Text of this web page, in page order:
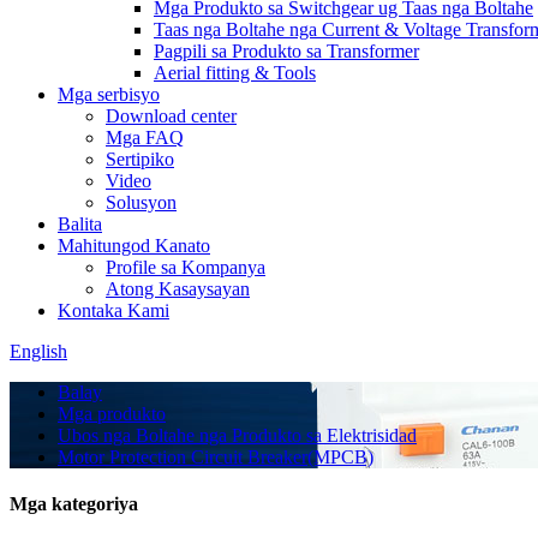
Mga Produkto sa Switchgear ug Taas nga Boltahe
Taas nga Boltahe nga Current & Voltage
Pagpili sa Produkto sa Transformer
Aerial fitting & Tools
Mga serbisyo
Download center
Mga FAQ
Sertipiko
Video
Solusyon
Balita
Mahitungod Kanato
Profile sa Kompanya
Atong Kasaysayan
Kontaka Kami
English
Balay
Mga produkto
Ubos nga Boltahe nga Produkto sa Elektrisidad
Motor Protection Circuit Breaker(MPCB)
Mga kategoriya